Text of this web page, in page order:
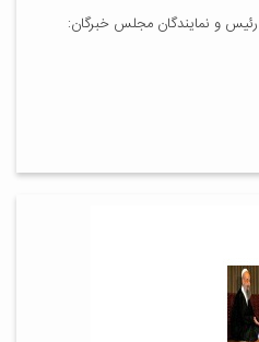
رئیس و نمایندگان مجلس خبرگان: